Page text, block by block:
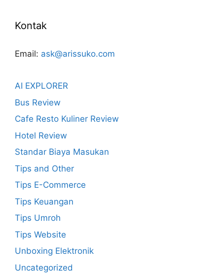
Kontak
Email: ask@arissuko.com
AI EXPLORER
Bus Review
Cafe Resto Kuliner Review
Hotel Review
Standar Biaya Masukan
Tips and Other
Tips E-Commerce
Tips Keuangan
Tips Umroh
Tips Website
Unboxing Elektronik
Uncategorized